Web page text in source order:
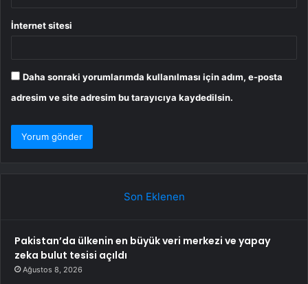
İnternet sitesi
Daha sonraki yorumlarımda kullanılması için adım, e-posta
adresim ve site adresim bu tarayıcıya kaydedilsin.
Son Eklenen
Pakistan’da ülkenin en büyük veri merkezi ve yapay
zeka bulut tesisi açıldı
Ağustos 8, 2026